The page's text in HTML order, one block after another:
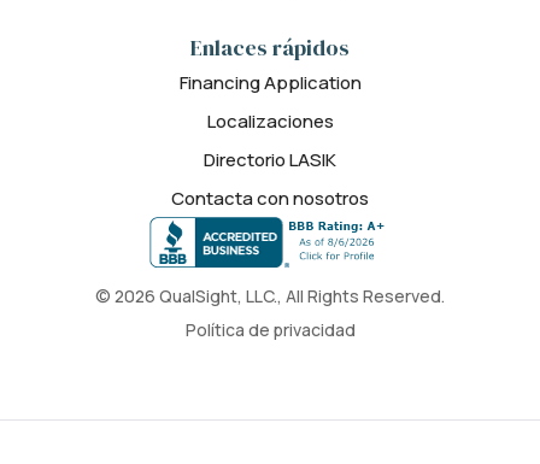
© 2026 QualSight, LLC., All Rights Reserved.
Política de privacidad
Enlaces rápidos
Financing Application
Localizaciones
Directorio LASIK
Contacta con nosotros